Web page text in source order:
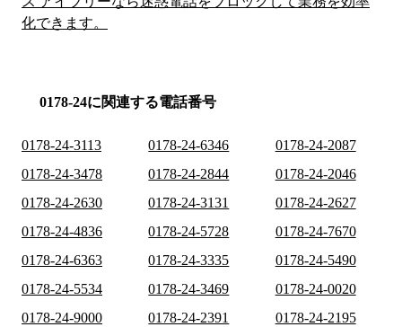
化できます。
0178-24に関連する電話番号
0178-24-3113 0178-24-6346
0178-24-2087
0178-24-3478
0178-24-2844
0178-24-2046
0178-24-2630
0178-24-3131
0178-24-2627
0178-24-4836
0178-24-5728
0178-24-7670
0178-24-6363
0178-24-3335
0178-24-5490
0178-24-5534
0178-24-3469
0178-24-0020
0178-24-9000
0178-24-2391
0178-24-2195